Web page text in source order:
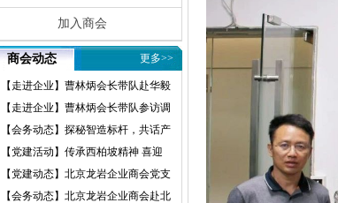
加入商会
商会动态 更多>>
【走进企业】曹林炳会长带队赴华毅
瀛飞开展参访交流活动
【走进企业】曹林炳会长带队参访调
研赛微电子
【会务动态】探秘智造标杆，共话产
业未来——北京龙岩企业商会走进小
米汽车超级工厂参访交流
【党建活动】传承西柏坡精神 喜迎
建党105周年——北京龙岩企业商会
党支部赴西柏坡开展红色教育主题党
【党建动态】北京龙岩企业商会党支
部荣获“先进基层党组织”荣誉称号
【会务动态】北京龙岩企业商会赴北